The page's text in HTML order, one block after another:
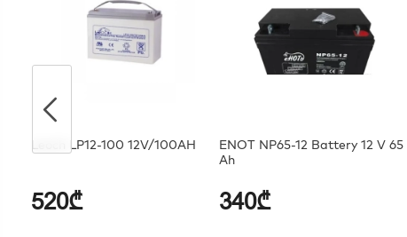
Leoch LP12-100 12V/100AH
520₾
ENOT NP65-12 Battery 12 V 65
Ah
340₾